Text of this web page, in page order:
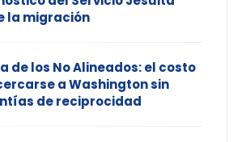
la migración
de los No Alineados: el costo
a Washington sin
de reciprocidad